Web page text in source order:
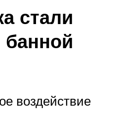
стали
воздействие